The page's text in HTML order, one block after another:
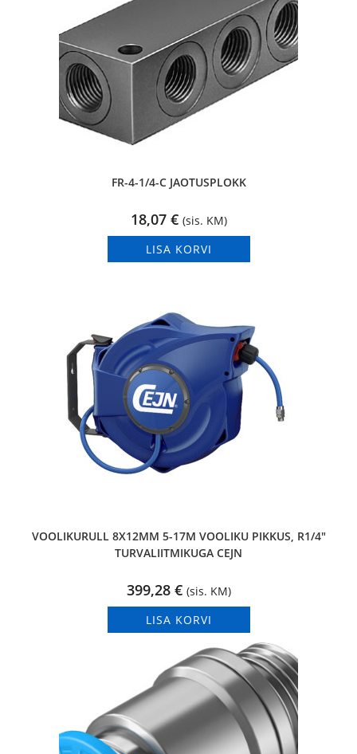
FR-4-1/4-C JAOTUSPLOKK
18,07 € (sis. KM)
LISA KORVI
VOOLIKURULL 8X12MM 5-17M VOOLIKU PIKKUS, R1/4″
TURVALIITMIKUGA CEJN
399,28 € (sis. KM)
LISA KORVI